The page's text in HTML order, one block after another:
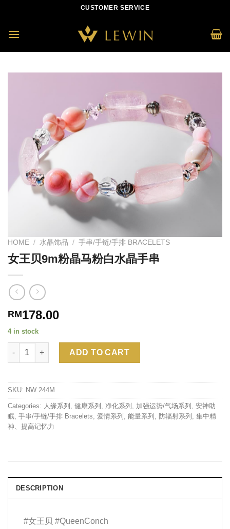
content
CUSTOMER SERVICE
HOME / 水晶饰品 / 手串/手链/手排 BRACELETS
女王贝9m粉晶马粉白水晶手串
RM178.00
4 in stock
Quantity ADD TO CART
SKU: NW 244M
Categories: 人缘系列 健康系列 净化系列 加强运势/气场系列 安神助
眠 手串/手链/手排 Bracelets 爱情系列 能量系列 防辐射系列 集中精
神、提高记忆力
DESCRIPTION
#女王贝 #QueenConch